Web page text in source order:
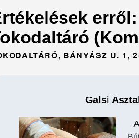
BÁNYÁSZ U. 1,
Galsi